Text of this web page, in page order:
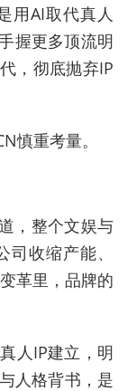
用AI取代真人
握更多顶流明
，彻底抛弃IP
慎重考量。
，整个文娱与
收缩产能、
革里，品牌的
人IP建立，明
人格背书，是